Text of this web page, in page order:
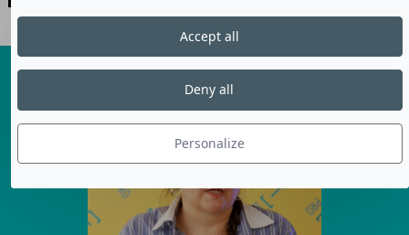
DE L'ÉDITION 2025 ]
Personalize
Deny all
Accept all